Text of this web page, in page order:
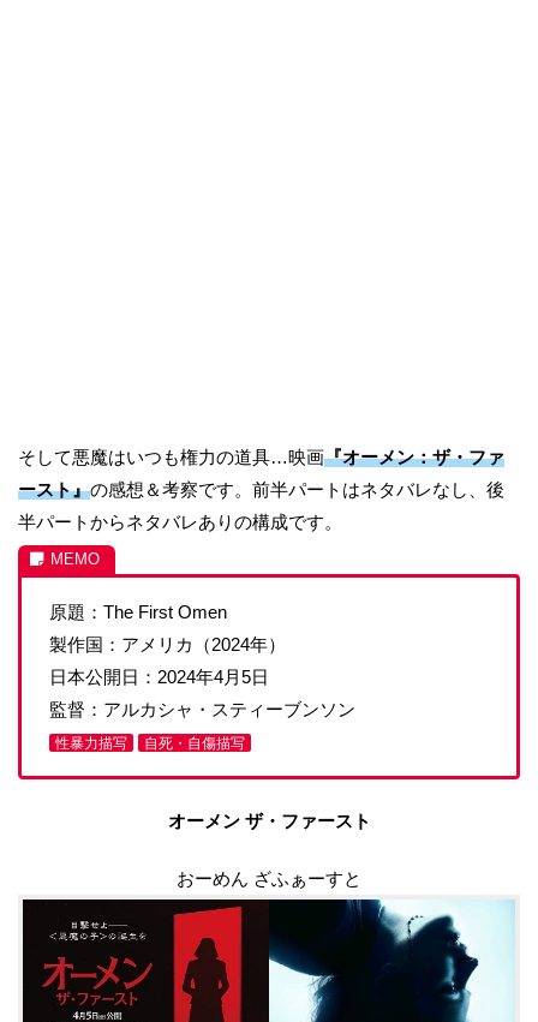
そして悪魔はいつも権力の道具…映画『オーメン：ザ・ファ
ースト』の感想＆考察です。前半パートはネタバレなし、後
半パートからネタバレありの構成です。
原題：The First Omen
製作国：アメリカ（2024年）
日本公開日：2024年4月5日
監督：アルカシャ・スティーブンソン
性暴力描写 自死・自傷描写
オーメン ザ・ファースト
おーめん ざふぁーすと